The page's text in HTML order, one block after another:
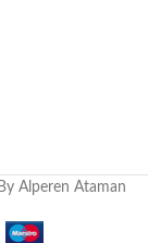
Alperen Ataman